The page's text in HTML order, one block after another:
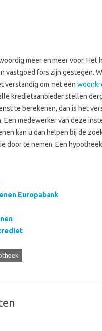
meer en meer voor. Het
vastgoed fors zijn gestegen.
verstandig om met een
kredietaanbieder stellen
te berekenen, dan is het
medewerker van deze
kan u dan helpen bij de
door te nemen. Een
Europabank